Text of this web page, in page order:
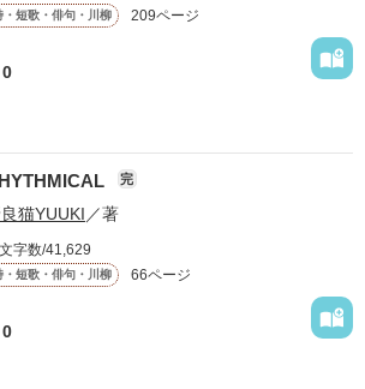
は
で
・短歌・俳句・川柳 209ページ
0
完
猫YUUKI ／著
字数/41,629
・短歌・俳句・川柳 66ページ
0